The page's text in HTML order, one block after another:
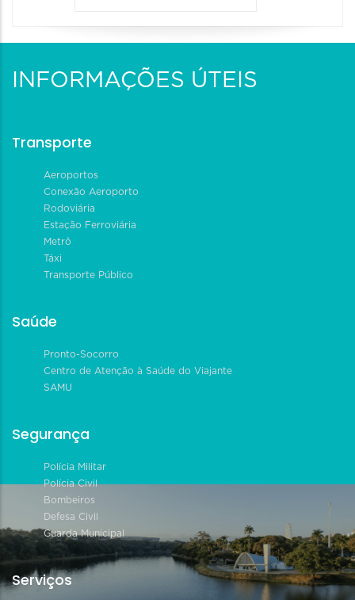
INFORMAÇÕES ÚTEIS
Transporte
Aeroportos
Conexão Aeroporto
Rodoviária
Estação Ferroviária
Metrô
Táxi
Transporte Público
Saúde
Pronto-Socorro
Centro de Atenção à Saúde do Viajante
SAMU
Segurança
Polícia Militar
Polícia Civil
Bombeiros
Defesa Civil
Guarda Municipal
Serviços